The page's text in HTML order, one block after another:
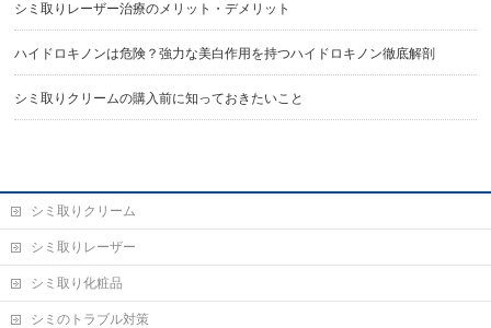
シミ取りレーザー治療のメリット・デメリット
ハイドロキノンは危険？強力な美白作用を持つハイドロキノン徹底解剖
シミ取りクリームの購入前に知っておきたいこと
シミ取りクリーム
シミ取りレーザー
シミ取り化粧品
シミのトラブル対策